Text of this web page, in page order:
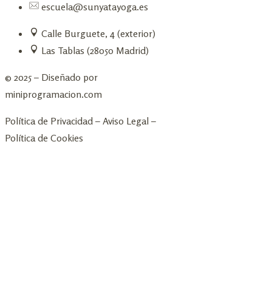
escuela@sunyatayoga.es
Calle Burguete, 4 (exterior)
Las Tablas (28050 Madrid)
© 2025 – Diseñado por
miniprogramacion.com
Política de Privacidad – Aviso Legal –
Política de Cookies